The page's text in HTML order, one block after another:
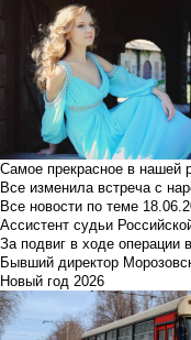
Самое прекрасное в нашей
Все изменила встреча с
Все новости по теме
Ассистент судьи
За подвиг в ходе операции
Бывший директор
Новый год 2026